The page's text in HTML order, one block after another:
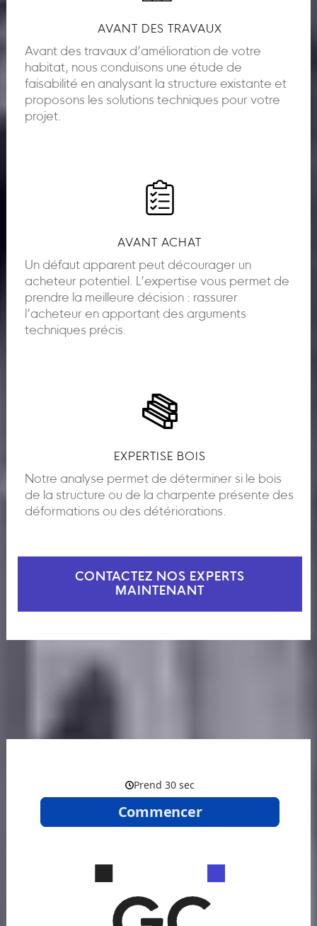
AVANT DES TRAVAUX
Avant des travaux d’amélioration de votre
habitat, nous conduisons une étude de
faisabilité en analysant la structure existante et
proposons les solutions techniques pour votre
projet.
AVANT ACHAT
Un défaut apparent peut décourager un
acheteur potentiel. L’expertise vous permet de
prendre la meilleure décision : rassurer
l’acheteur en apportant des arguments
techniques précis.
EXPERTISE BOIS
Notre analyse permet de déterminer si le bois
de la structure ou de la charpente présente des
déformations ou des détériorations.
CONTACTEZ NOS EXPERTS
MAINTENANT